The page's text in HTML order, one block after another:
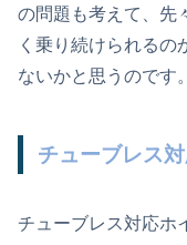
の問題も考えて、先
く乗り続けられるの
ないかと思うのです。
チューブレス
チューブレス対応ホ